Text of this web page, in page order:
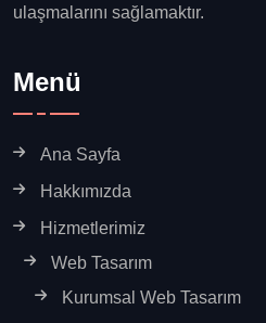
ulaşmalarını sağlamaktır.
Menü
Ana Sayfa
Hakkımızda
Hizmetlerimiz
Web Tasarım
Kurumsal Web Tasarım